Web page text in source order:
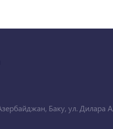
Баку, ул. Дилара